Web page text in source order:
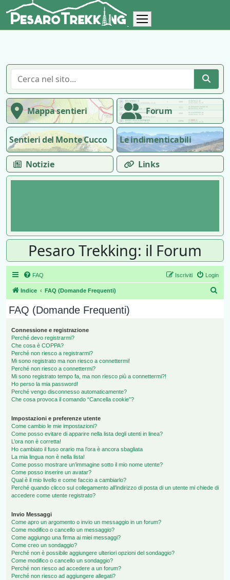
Pesaro Trekking: il Forum
FAQ Login
Iscriviti
Indice FAQ (Domande Frequenti)
FAQ (Domande Frequenti)
Connessione e registrazione
Perché devo registrarmi?
Che cosa è COPPA?
Perché non riesco a registrarmi?
Mi sono registrato ma non riesco a connettermi!
Perché non riesco a connettermi?
Mi sono registrato tempo fa, ma non riesco più a connettermi?!
Ho perso la mia password!
Perché vengo disconnesso automaticamente?
Che cosa provoca il comando “Cancella cookie”?
Impostazioni e preferenze utente
Come cambio le mie impostazioni?
Come posso evitare di apparire nella lista degli utenti in linea?
L’ora non è corretta!
Ho cambiato il fuso orario ma l’ora è ancora sbagliata
La mia lingua non è nella lista!
Come posso mostrare un’immagine sotto il mio nome utente?
Come posso inserire un avatar?
Qual è il mio livello e come faccio a cambiarlo?
Perché quando clicco sul collegamento all’indirizzo di posta di un utente mi chiede di
accedere come utente registrato?
Invio Messaggi
Come apro un argomento o invio un messaggio in un forum?
Come modifico o cancello un messaggio?
Come aggiungo una firma ai miei messaggi?
Come creo un sondaggio?
Perché non è possibile aggiungere ulteriori opzioni del sondaggio?
Come modifico o cancello un sondaggio?
Perché non riesco ad accedere a un forum?
Perché non riesco ad aggiungere allegati?
Mappa sentieri Forum
Sentieri del Monte Cucco Le indimenticabili
Notizie Links